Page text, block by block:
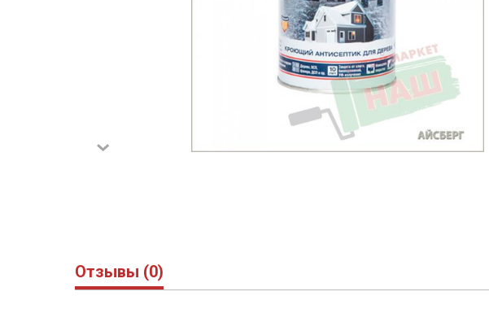
Отзывы (0)